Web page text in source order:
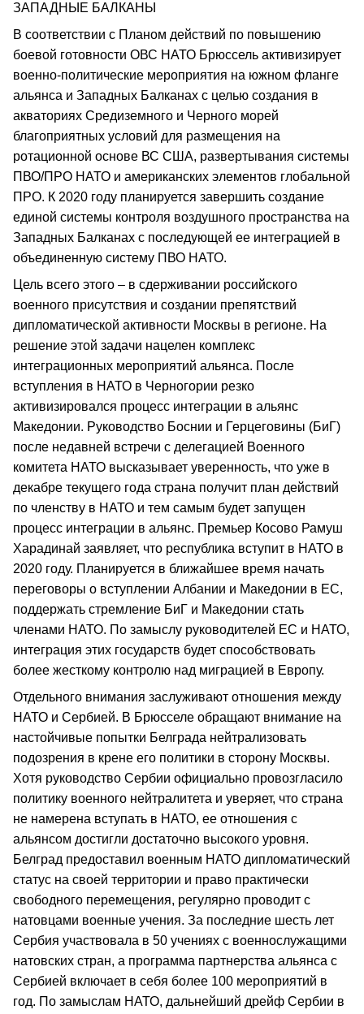
ЗАПАДНЫЕ БАЛКАНЫ
В соответствии с Планом действий по повышению
боевой готовности ОВС НАТО Брюссель активизирует
военно-политические мероприятия на южном фланге
альянса и Западных Балканах с целью создания в
акваториях Средиземного и Черного морей
благоприятных условий для размещения на
ротационной основе ВС США, развертывания системы
ПВО/ПРО НАТО и американских элементов глобальной
ПРО. К 2020 году планируется завершить создание
единой системы контроля воздушного пространства на
Западных Балканах с последующей ее интеграцией в
объединенную систему ПВО НАТО.
Цель всего этого – в сдерживании российского
военного присутствия и создании препятствий
дипломатической активности Москвы в регионе. На
решение этой задачи нацелен комплекс
интеграционных мероприятий альянса. После
вступления в НАТО в Черногории резко
активизировался процесс интеграции в альянс
Македонии. Руководство Боснии и Герцеговины (БиГ)
после недавней встречи с делегацией Военного
комитета НАТО высказывает уверенность, что уже в
декабре текущего года страна получит план действий
по членству в НАТО и тем самым будет запущен
процесс интеграции в альянс. Премьер Косово Рамуш
Харадинай заявляет, что республика вступит в НАТО в
2020 году. Планируется в ближайшее время начать
переговоры о вступлении Албании и Македонии в ЕС,
поддержать стремление БиГ и Македонии стать
членами НАТО. По замыслу руководителей ЕС и НАТО,
интеграция этих государств будет способствовать
более жесткому контролю над миграцией в Европу.
Отдельного внимания заслуживают отношения между
НАТО и Сербией. В Брюсселе обращают внимание на
настойчивые попытки Белграда нейтрализовать
подозрения в крене его политики в сторону Москвы.
Хотя руководство Сербии официально провозгласило
политику военного нейтралитета и уверяет, что страна
не намерена вступать в НАТО, ее отношения с
альянсом достигли достаточно высокого уровня.
Белград предоставил военным НАТО дипломатический
статус на своей территории и право практически
свободного перемещения, регулярно проводит с
натовцами военные учения. За последние шесть лет
Сербия участвовала в 50 учениях с военнослужащими
натовских стран, а программа партнерства альянса с
Сербией включает в себя более 100 мероприятий в
год. По замыслам НАТО, дальнейший дрейф Сербии в